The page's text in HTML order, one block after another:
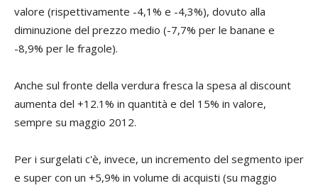
valore (rispettivamente -4,1% e -4,3%), dovuto alla
diminuzione del prezzo medio (-7,7% per le banane e
-8,9% per le fragole).
Anche sul fronte della verdura fresca la spesa al discount
aumenta del +12.1% in quantità e del 15% in valore,
sempre su maggio 2012.
Per i surgelati c'è, invece, un incremento del segmento iper
e super con un +5,9% in volume di acquisti (su maggio